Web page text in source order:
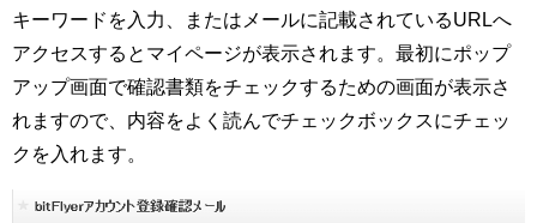
キーワードを入力、またはメールに記載されているURLへ
アクセスするとマイページが表示されます。最初にポップ
アップ画面で確認書類をチェックするための画面が表示さ
れますので、内容をよく読んでチェックボックスにチェッ
クを入れます。